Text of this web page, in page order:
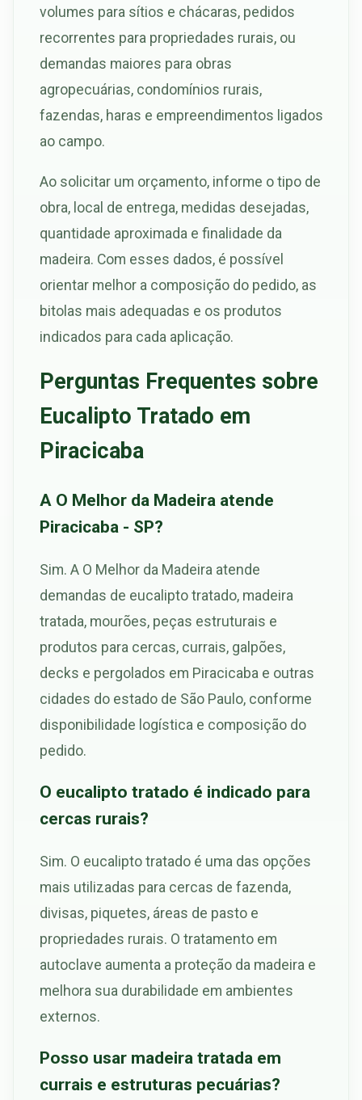
volumes para sítios e chácaras, pedidos
recorrentes para propriedades rurais, ou
demandas maiores para obras
agropecuárias, condomínios rurais,
fazendas, haras e empreendimentos ligados
ao campo.
Ao solicitar um orçamento, informe o tipo de
obra, local de entrega, medidas desejadas,
quantidade aproximada e finalidade da
madeira. Com esses dados, é possível
orientar melhor a composição do pedido, as
bitolas mais adequadas e os produtos
indicados para cada aplicação.
Perguntas Frequentes sobre
Eucalipto Tratado em
Piracicaba
A O Melhor da Madeira atende
Piracicaba - SP?
Sim. A O Melhor da Madeira atende
demandas de eucalipto tratado, madeira
tratada, mourões, peças estruturais e
produtos para cercas, currais, galpões,
decks e pergolados em Piracicaba e outras
cidades do estado de São Paulo, conforme
disponibilidade logística e composição do
pedido.
O eucalipto tratado é indicado para
cercas rurais?
Sim. O eucalipto tratado é uma das opções
mais utilizadas para cercas de fazenda,
divisas, piquetes, áreas de pasto e
propriedades rurais. O tratamento em
autoclave aumenta a proteção da madeira e
melhora sua durabilidade em ambientes
externos.
Posso usar madeira tratada em
currais e estruturas pecuárias?